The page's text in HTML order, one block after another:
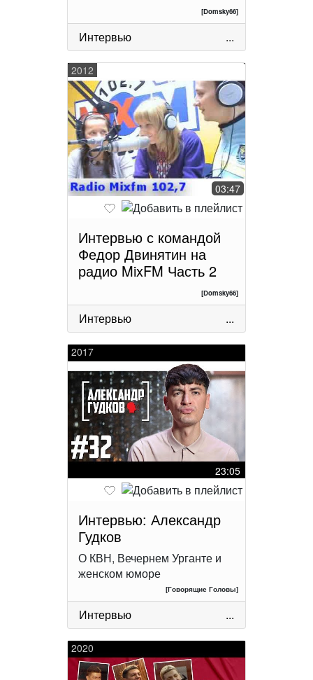
[Domsky66]
Интервью ...
2012
03:47
Интервью с командой
Федор Двинятин на
радио MixFM Часть 2
[Domsky66]
Интервью ...
2017
23:05
Интервью: Александр
Гудков
О КВН, Вечернем Урганте и
женском юморе
[Говорящие Головы]
Интервью ...
2020